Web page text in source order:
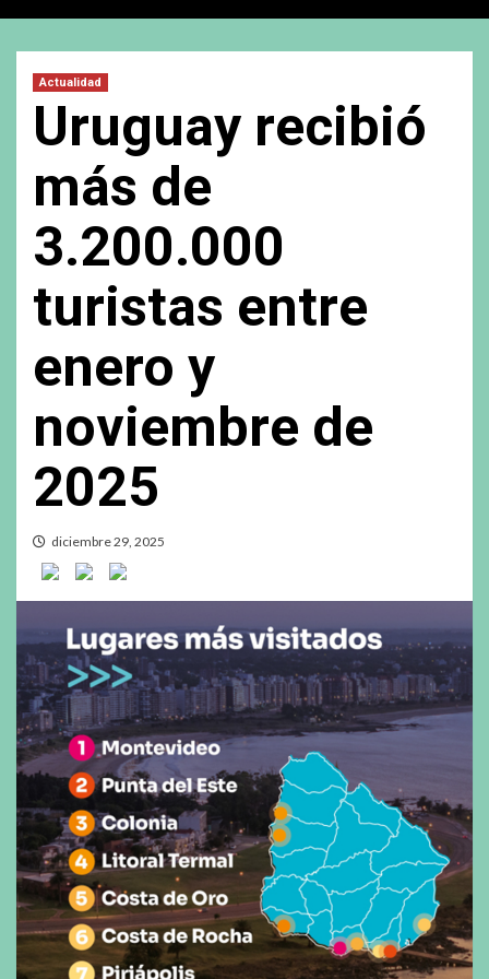
Actualidad
Uruguay recibió
más de
3.200.000
turistas entre
enero y
noviembre de
2025
diciembre 29, 2025